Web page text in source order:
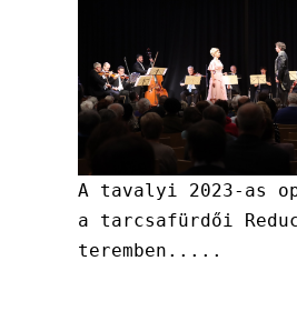
A tavalyi 2023-as
a tarcsafürdői
teremben.....